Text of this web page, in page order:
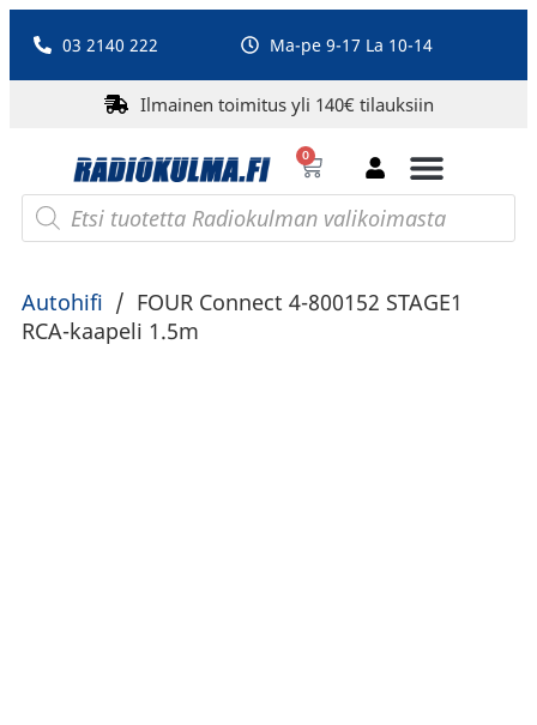
03 2140 222 Ma-pe 9-17 La 10-14
Ilmainen toimitus yli 140€ tilauksiin
0
Autohifi / FOUR Connect 4-800152 STAGE1
RCA-kaapeli 1.5m